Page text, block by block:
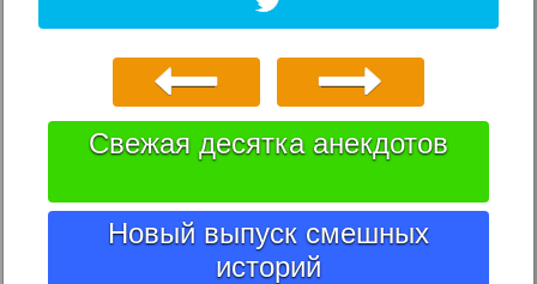
Свежая десятка анекдотов
Новый выпуск смешных
историй